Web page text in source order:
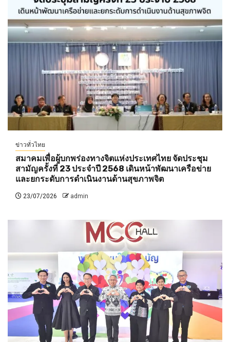
ข่าวทั่วไทย
สมาคมเพื่อผู้บกพร่องทางจิตแห่งประเทศไทย จัดประชุม
สามัญครั้งที่ 23 ประจำปี 2568 เดินหน้าพัฒนาเครือข่าย
และยกระดับการดำเนินงานด้านสุขภาพจิต
23/07/2026 admin